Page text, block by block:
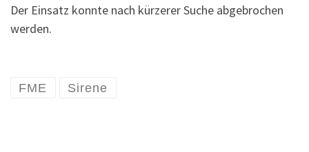
Der Einsatz konnte nach kürzerer Suche abgebrochen
werden.
FME Sirene